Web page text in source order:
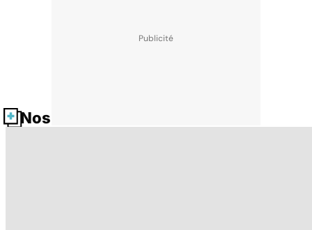
Nos fiches santé